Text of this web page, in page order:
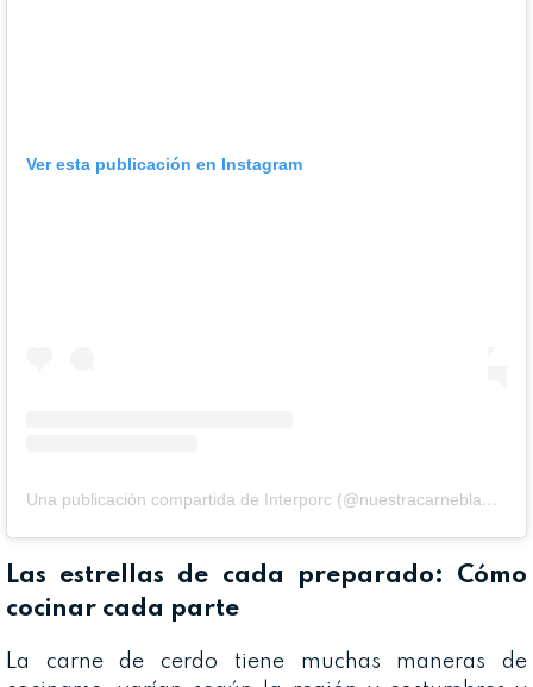
Ver esta publicación en Instagram
Una publicación compartida de Interporc (@nuestracarneblanca)
Las estrellas de cada preparado: Cómo
cocinar cada parte
La carne de cerdo tiene muchas maneras de